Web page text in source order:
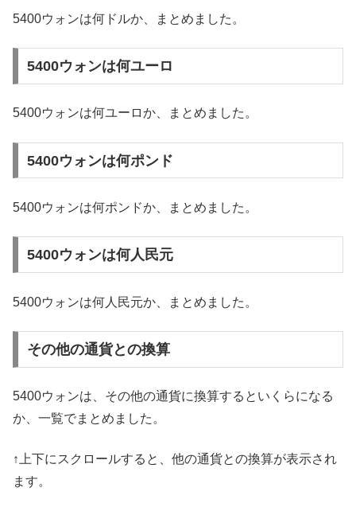
5400ウォンは何ドルか、まとめました。
5400ウォンは何ユーロ
5400ウォンは何ユーロか、まとめました。
5400ウォンは何ポンド
5400ウォンは何ポンドか、まとめました。
5400ウォンは何人民元
5400ウォンは何人民元か、まとめました。
その他の通貨との換算
5400ウォンは、その他の通貨に換算するといくらになる
か、一覧でまとめました。
↑上下にスクロールすると、他の通貨との換算が表示され
ます。